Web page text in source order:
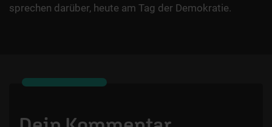
sprechen darüber, heute am Tag der Demokratie.